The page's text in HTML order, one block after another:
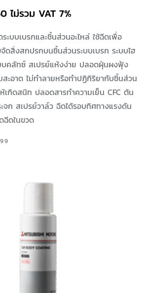
ไม่รวม VAT 7%
ะบบเบรกและชิ้นส่วนอะไหล่ ใช้ฉีดเพื่อ
ดสิ่งสกปรกบนชิ้นส่วนระบบเบรก ระบบไฮ
บคลัทซ์ สเปรย์แห้งง่าย ปลอดฝุ่นผงฟุ้ง
ะอาด ไม่ทำลายหรือทำปฏิกิริยากับชิ้นส่วน
เกิดสนิท ปลอดสารทำความเย็น CFC ต้น
จก สเปรย์วาล์ว ฉีดได้รอบทิศทางแรงดัน
ดในขวด